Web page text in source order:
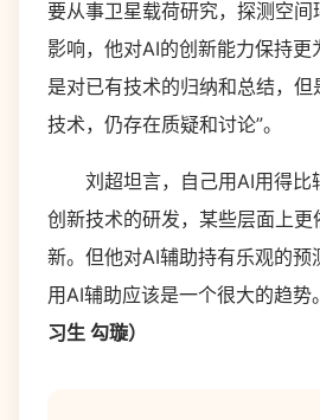
要从事卫星载荷研究，探测空间
影响，他对AI的创新能力保持更
是对已有技术的归纳和总结，
技术，仍存在质疑和讨论”。
刘超坦言，自己用AI用得比
创新技术的研发，某些层面上更
新。但他对AI辅助持有乐观的预
用AI辅助应该是一个很大的趋势
习生 勾璇）